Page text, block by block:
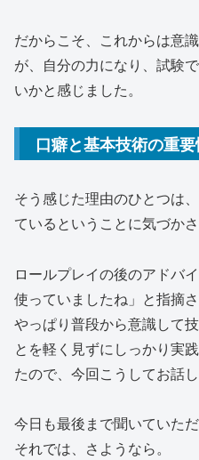
だからこそ、これからは意
が、自分の力になり、試験
いかと感じました。
口癖と基本技術の重
そう感じた理由のひとつは
ているということに気づかさ
ロールプレイの後のアドバ
使っていましたね」と指摘
やっぱり普段から意識して
とを軽く見ずにしっかり実
たので、今回こうしてお話
今日も最後まで聞いていた
それでは、さようなら。